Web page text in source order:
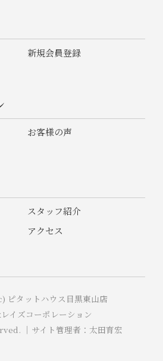
新規会員登録
お客様の声
スタッフ紹介
アクセス
タットハウス目黒東山店
イズコーポレーション
｜サイト管理者：太田育宏